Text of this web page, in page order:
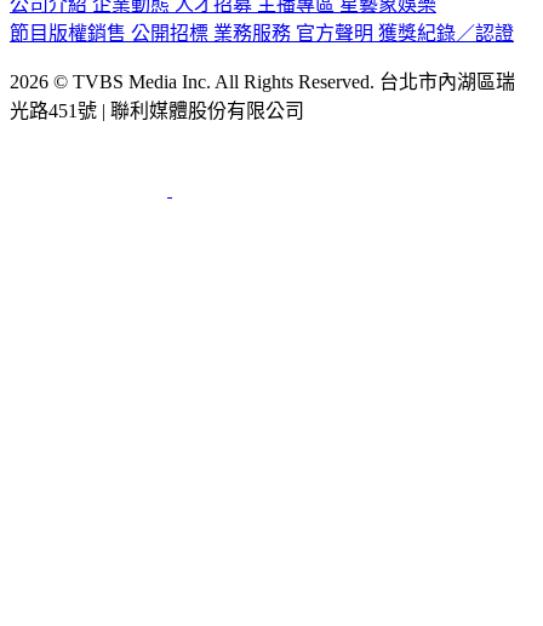
節目版權銷售 公開招標 業務服務 官方聲明 獲獎紀錄／認證
2026 © TVBS Media Inc. All Rights Reserved. 台北市內湖區瑞
光路451號 | 聯利媒體股份有限公司